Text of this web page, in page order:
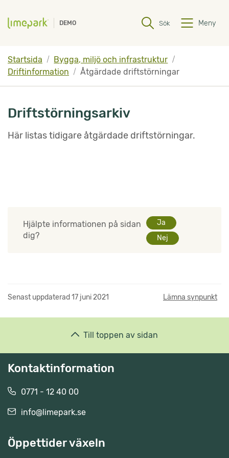
DEMO Sök Meny
Startsida
Bygga, miljö och infrastruktur
Driftinformation
Åtgärdade driftstörningar
Driftstörningsarkiv
Här listas tidigare åtgärdade driftstörningar.
Hjälpte informationen på sidan
dig?
Ja
Nej
Senast uppdaterad 17 juni 2021 Lämna synpunkt
Till toppen av sidan
Kontaktinformation
0771 - 12 40 00
info@limepark.se
Öppettider växeln